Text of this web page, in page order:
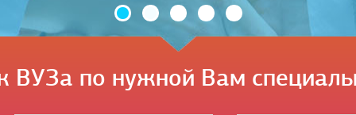
ВУЗа по нужной Вам